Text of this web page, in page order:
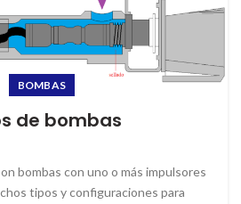
BOMBAS
de bombas
bombas con uno o más impulsores
tipos y configuraciones para